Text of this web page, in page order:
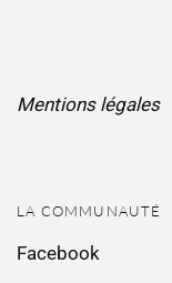
Mentions légales
LA COMMUNAUTÉ
Facebook